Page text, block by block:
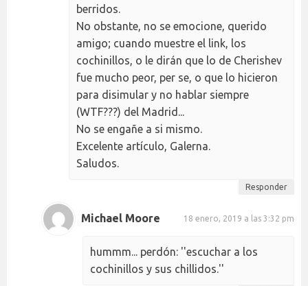
berridos.
No obstante, no se emocione, querido
amigo; cuando muestre el link, los
cochinillos, o le dirán que lo de Cherishev
fue mucho peor, per se, o que lo hicieron
para disimular y no hablar siempre
(WTF???) del Madrid...
No se engañe a si mismo.
Excelente artículo, Galerna.
Saludos.
Responder
Michael Moore 18 enero, 2019 a las 3:32 pm
hummm... perdón: ''escuchar a los
cochinillos y sus chillidos.''